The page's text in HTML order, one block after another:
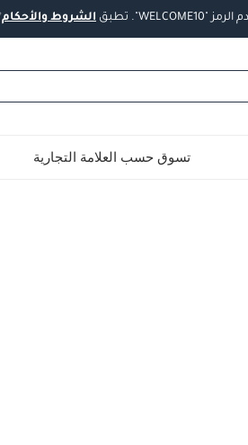
الرمز"WELCOME10". تطبق الشروط والأحكام
تسوق حسب العلامة التجارية